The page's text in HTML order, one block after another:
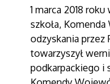
1 marca 2018
szkoła,
odzyskania przez
towarzyszył
podkarpackiego i